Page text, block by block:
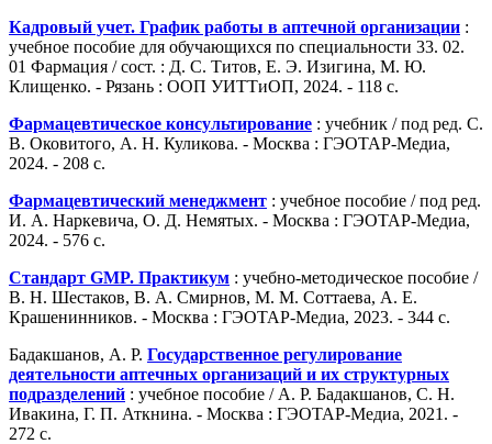
Кадровый учет. График работы в аптечной организации :
учебное пособие для обучающихся по специальности 33. 02.
01 Фармация / сост. : Д. С. Титов, Е. Э. Изигина, М. Ю.
Клищенко. - Рязань : ООП УИТТиОП, 2024. - 118 с.
Фармацевтическое консультирование : учебник / под ред. С.
В. Оковитого, А. Н. Куликова. - Москва : ГЭОТАР-Медиа,
2024. - 208 с.
Фармацевтический менеджмент : учебное пособие / под ред.
И. А. Наркевича, О. Д. Немятых. - Москва : ГЭОТАР-Медиа,
2024. - 576 с.
Стандарт GMP. Практикум : учебно-методическое пособие /
В. Н. Шестаков, В. А. Смирнов, М. М. Соттаева, А. Е.
Крашенинников. - Москва : ГЭОТАР-Медиа, 2023. - 344 с.
Бадакшанов, А. Р. Государственное регулирование
деятельности аптечных организаций и их структурных
подразделений : учебное пособие / А. Р. Бадакшанов, С. Н.
Ивакина, Г. П. Аткнина. - Москва : ГЭОТАР-Медиа, 2021. -
272 с.